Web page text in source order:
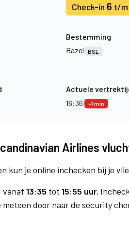
Check-in 6 t/m
Bestemming
Bazel
BSL
Actuele
16:36
+1 min
Airlines
kun je online inchecken bij je
vanaf 13:35 tot 15:55 uur.
door naar de security